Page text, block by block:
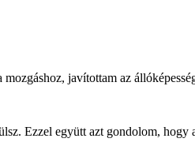
javítottam az
Ezzel együtt azt gondolom, hogy